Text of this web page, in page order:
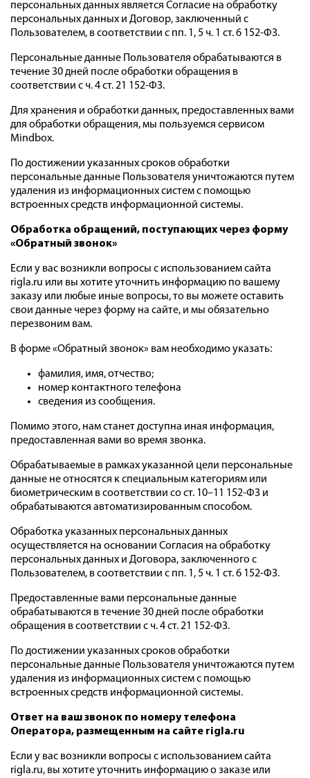
персональных данных является Согласие на обработку
персональных данных и Договор, заключенный с
Пользователем, в соответствии с пп. 1, 5 ч. 1 ст. 6 152-ФЗ.
Персональные данные Пользователя обрабатываются в
течение 30 дней после обработки обращения в
соответствии с ч. 4 ст. 21 152-ФЗ.
Для хранения и обработки данных, предоставленных вами
для обработки обращения, мы пользуемся сервисом
Mindbox.
По достижении указанных сроков обработки
персональные данные Пользователя уничтожаются путем
удаления из информационных систем с помощью
встроенных средств информационной системы.
Обработка обращений, поступающих через форму
«Обратный звонок»
Если у вас возникли вопросы с использованием сайта
rigla.ru или вы хотите уточнить информацию по вашему
заказу или любые иные вопросы, то вы можете оставить
свои данные через форму на сайте, и мы обязательно
перезвоним вам.
В форме «Обратный звонок» вам необходимо указать:
фамилия, имя, отчество;
номер контактного телефона
сведения из сообщения.
Помимо этого, нам станет доступна иная информация,
предоставленная вами во время звонка.
Обрабатываемые в рамках указанной цели персональные
данные не относятся к специальным категориям или
биометрическим в соответствии со ст. 10–11 152-ФЗ и
обрабатываются автоматизированным способом.
Обработка указанных персональных данных
осуществляется на основании Согласия на обработку
персональных данных и Договора, заключенного с
Пользователем, в соответствии с пп. 1, 5 ч. 1 ст. 6 152-ФЗ.
Предоставленные вами персональные данные
обрабатываются в течение 30 дней после обработки
обращения в соответствии с ч. 4 ст. 21 152-ФЗ.
По достижении указанных сроков обработки
персональные данные Пользователя уничтожаются путем
удаления из информационных систем с помощью
встроенных средств информационной системы.
Ответ на ваш звонок по номеру телефона
Оператора, размещенным на сайте rigla.ru
Если у вас возникли вопросы с использованием сайта
rigla.ru, вы хотите уточнить информацию о заказе или